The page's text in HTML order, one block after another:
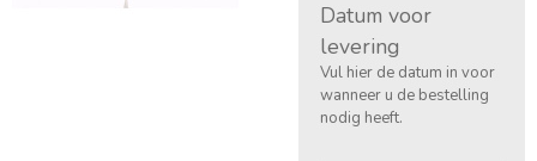
Datum voor
levering
Vul hier de datum in voor
wanneer u de bestelling
nodig heeft.